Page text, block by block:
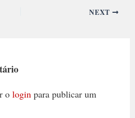
NEXT
o loginpara publicar um